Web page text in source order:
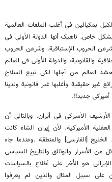
بمکیالین فی أغلب الملفات العالمیة
خاص. ناهیک أنها الدولة الأولى فی
شرعن الحروب الإستباقیة. وشرعن الحروب
والقانونیة، والدولة الأولى فی العالم
العالم من أجلها لکی تبیع السلاح
غیر حقیقیة وأغلبها غیر قانونیة ولدینا
جدید!!.
الأمیرکی فی أیران. وبالتالی أن
الأمیرکیة. لأن إیران الشاه کانت
[الفارسی] والمنطقة .وعندما جاء
من الأسرار والوثائق والتاریخ السیاسی
هو الأخر على أطلاع بالسیاسات
على سبیل المثال والذین لم یعرفوا